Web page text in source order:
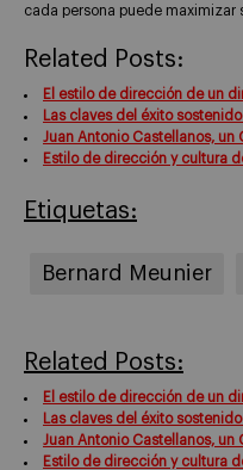
cada persona puede maximizar
Related Posts:
El estilo de dirección de un
Las claves del éxito
Juan Antonio Castellanos, un
Estilo de dirección y cultura
Etiquetas:
Bernard Meunier
Related Posts:
El estilo de dirección de un
Las claves del éxito
Juan Antonio Castellanos, un
Estilo de dirección y cultura